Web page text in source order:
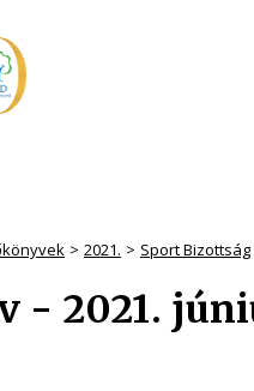
2021. Sport Bizottság
- 2021.